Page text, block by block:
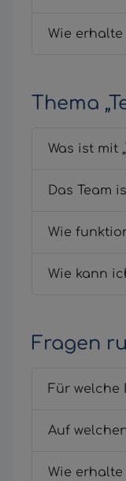
Wie
Thema
Was ist mit
Das Team
Wie
Wie kann
Fragen
Für welche
Auf
Wie